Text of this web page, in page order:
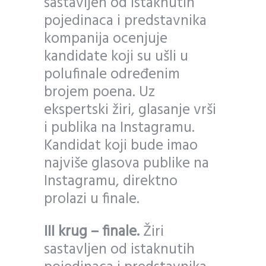
pojedinaca i predstavnika
kompanija ocenjuje
kandidate koji su ušli u
polufinale određenim
brojem poena. Uz
ekspertski žiri, glasanje vrši
i publika na Instagramu.
Kandidat koji bude imao
najviše glasova publike na
Instagramu, direktno
prolazi u finale.
III krug – finale.Žiri
sastavljen od istaknutih